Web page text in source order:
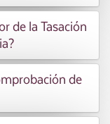
de la Tasación
de